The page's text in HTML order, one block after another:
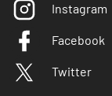
Instagram
Facebook
Twitter